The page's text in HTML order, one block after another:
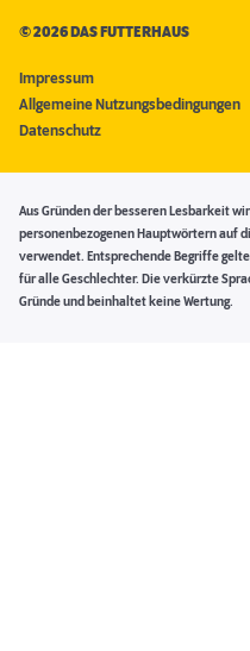
©2026 DAS FUTTERHAUS
Impressum
Allgemeine Nutzungsbedingungen
Datenschutz
Aus Gründen der besseren Lesbarkeit
personenbezogenen Hauptwörtern auf
verwendet. Entsprechende Begriffe
für alle Geschlechter. Die verkürzte
Gründe und beinhaltet keine Wertung.